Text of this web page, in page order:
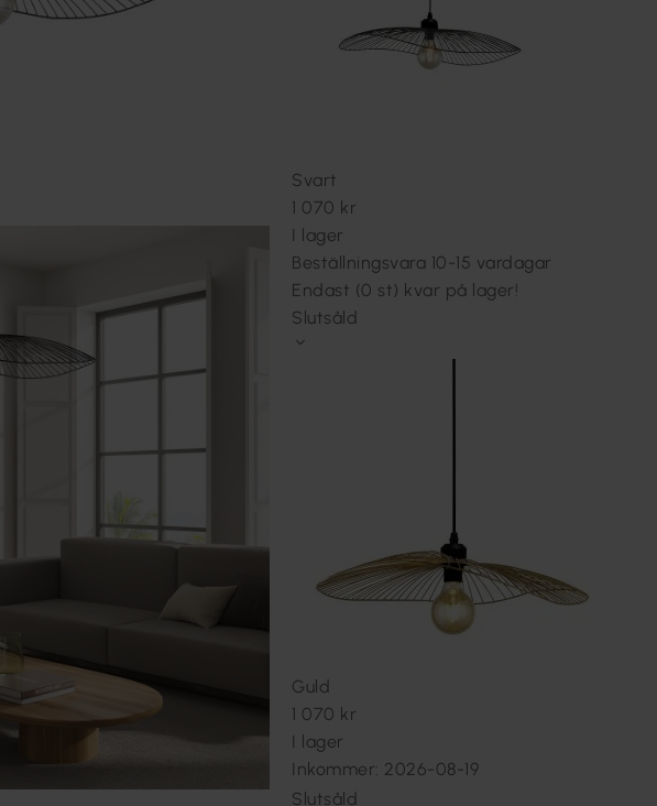
Svart
1 070 kr
I lager
Beställningsvara 10-15 vardagar
Endast (0 st) kvar på lager!
Slutsåld
Guld
1 070 kr
I lager
Inkommer: 2026-08-19
Slutsåld